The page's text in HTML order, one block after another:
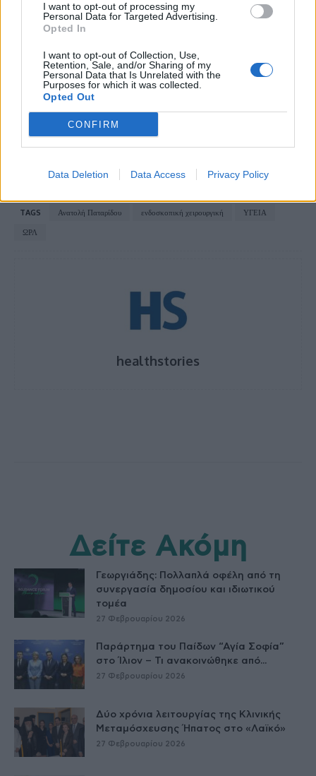
I want to opt-out of processing my
Personal Data for Targeted Advertising.
Opted In
I want to opt-out of Collection, Use,
Retention, Sale, and/or Sharing of my
Personal Data that Is Unrelated with the
Purposes for which it was collected.
Opted Out
CONFIRM
Data Deletion Data Access Privacy Policy
Διαβάστε επίσης
Η σύγχρονη αντιμετώπιση του καρκίνου – Από
τη χημειοθεραπεία στα εξατομικευμένα
εμβόλια
Ξεκινήστε τη χρονιά με μια στροφή ολικής
TAGS Ανατολή Παταρίδου ενδοσκοπική χειρουργική
ΥΓΕΙΑ
ΩΡΛ
healthstories
Δείτε Ακόμη
Γεωργιάδης: Πολλαπλά οφέλη από τη
συνεργασία δημοσίου και ιδιωτικού
τομέα
27 Φεβρουαρίου 2026
Παράρτημα του Παίδων “Αγία Σοφία”
στο Ίλιον – Τι ανακοινώθηκε από...
27 Φεβρουαρίου 2026
Δύο χρόνια λειτουργίας της Κλινικής
Μεταμόσχευσης Ήπατος στο «Λαϊκό»
27 Φεβρουαρίου 2026